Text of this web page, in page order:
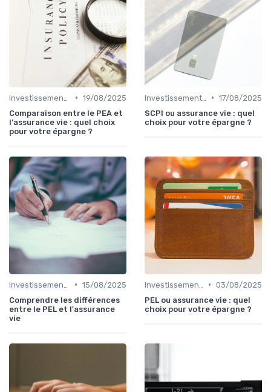
• 19/08/2025
Comparaison entre le PEA et
l'assurance vie : quel choix
pour votre épargne ?
• 17/08/2025
SCPI ou assurance vie : quel
choix pour votre épargne ?
• 15/08/2025
Comprendre les différences
entre le PEL et l'assurance
vie
• 03/08/2025
PEL ou assurance vie : quel
choix pour votre épargne ?